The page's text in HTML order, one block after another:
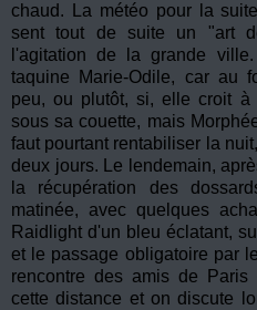
chaud. La météo pour la
sent tout de suite un "art
l'agitation de la grande
taquine Marie-Odile, car au
peu, ou plutôt, si, elle croit
sous sa couette, mais
faut pourtant rentabiliser la
deux jours. Le lendemain,
la récupération des
matinée, avec quelques
Raidlight d'un bleu éclatant,
et le passage obligatoire par
rencontre des amis de
cette distance et on discute